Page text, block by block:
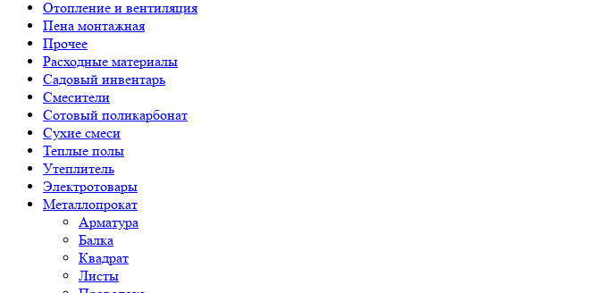
Отопление и вентиляция
Пена монтажная
Прочее
Расходные материалы
Садовый инвентарь
Смесители
Сотовый поликарбонат
Сухие смеси
Теплые полы
Утеплитель
Электротовары
Металлопрокат
Арматура
Балка
Квадрат
Листы